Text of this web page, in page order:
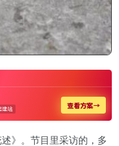
》。节目里采访的，多